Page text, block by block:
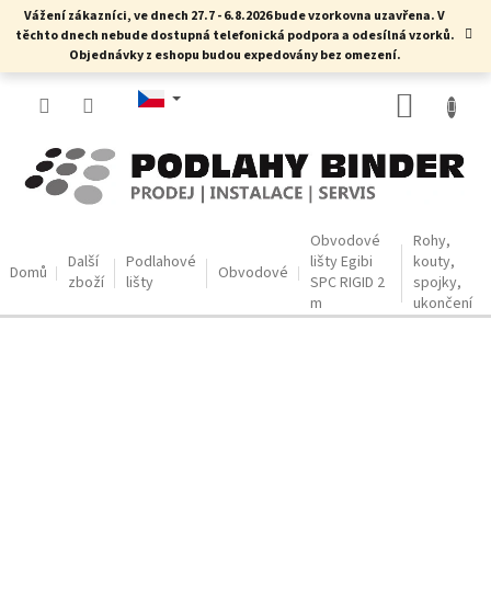
PřejítVážení zákazníci, ve dnech 27.7 - 6.8.2026 bude vzorkovna uzavřena. V
těchto dnech nebude dostupná telefonická podpora a odesílná vzorků.
Objednávky z eshopu budou expedovány bez omezení.
Domů
Další
zboží
Podlahové
lišty
Obvodové
Obvodové
lišty Egibi
SPC RIGID 2
m
Rohy,
kouty,
spojky,
ukončení